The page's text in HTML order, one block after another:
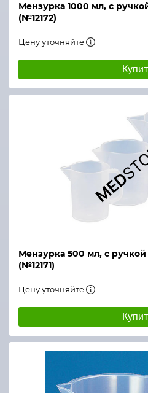
Мензурка 1000 мл, с
(№12172)
Цену уточняйте
Мензурка 500 мл, с
(№12171)
Цену уточняйте